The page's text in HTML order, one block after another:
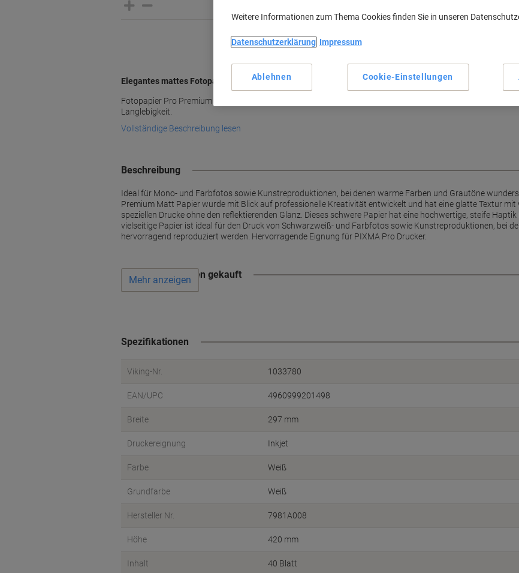
Elegantes mattes Fotopapier mit glatter Oberfläche
Fotopapier Pro Premium Matt bietet außergewöhnliche Bildqualität und
Langlebigkeit.
Vollständige Beschreibung lesen
Beschreibung
Ideal für Mono- und Farbfotos sowie Kunstreproduktionen, bei denen warme Farben und Grautöne
Premium Matt Papier wurde mit Blick auf professionelle Kreativität entwickelt und hat eine glatte Textur
speziellen Drucke ohne den reflektierenden Glanz. Dieses schwere Papier hat eine hochwertige, steife
vielseitige Papier ist ideal für den Druck von Schwarzweiß- und Farbfotos sowie Kunstreproduktionen, bei
hervorragend reproduziert werden. Hervorragende Eignung für PIXMA Pro Drucker.
Wird oft zusammen gekauft
Mehr anzeigen
Spezifikationen
Viking-Nr. 1033780
EAN/UPC 4960999201498
Breite 297 mm
Druckereignung Inkjet
Farbe Weiß
Grundfarbe Weiß
Hersteller Nr. 7981A008
Höhe 420 mm
Inhalt 40 Blatt
Weitere Informationen zum Thema Cookies finden Sie in unseren
Datenschutzerklärung Impressum
Cookie-Einstellungen
Ablehnen